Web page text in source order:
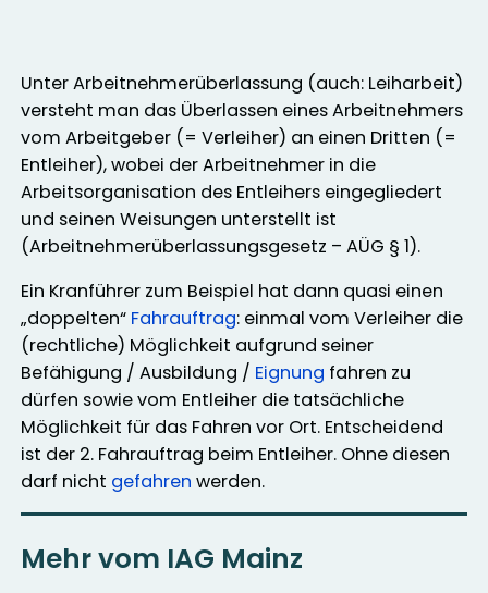
Unter Arbeitnehmerüberlassung (auch: Leiharbeit)
versteht man das Überlassen eines Arbeitnehmers
vom Arbeitgeber (= Verleiher) an einen Dritten (=
Entleiher), wobei der Arbeitnehmer in die
Arbeitsorganisation des Entleihers eingegliedert
und seinen Weisungen unterstellt ist
(Arbeitnehmerüberlassungsgesetz – AÜG § 1).
Ein Kranführer zum Beispiel hat dann quasi einen
„doppelten“ Fahrauftrag: einmal vom Verleiher die
(rechtliche) Möglichkeit aufgrund seiner
Befähigung / Ausbildung / Eignung fahren zu
dürfen sowie vom Entleiher die tatsächliche
Möglichkeit für das Fahren vor Ort. Entscheidend
ist der 2. Fahrauftrag beim Entleiher. Ohne diesen
darf nicht gefahren werden.
Mehr vom IAG Mainz